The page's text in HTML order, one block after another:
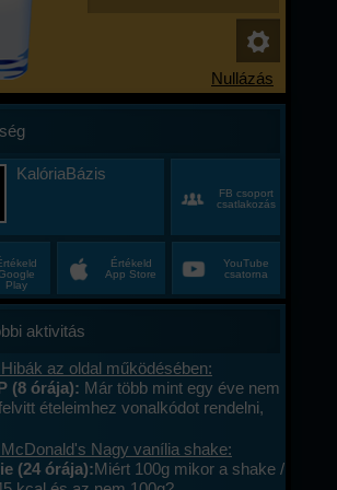
KalóriaBázis
FB csoport
csatlakozás
Play
Értékeld
App Store
YouTube
csatorna
aktivitás
az oldal működésében:
(8 órája): Már több mint egy éve nem
ételeimhez vonalkódot rendelni,
megy. A mások által megadott
le tudom olvasni , jól működik. .
cseréltem, a legújabb android fut,
Nagy vanília shake:
(24 órája):Miért 100g mikor a shake /